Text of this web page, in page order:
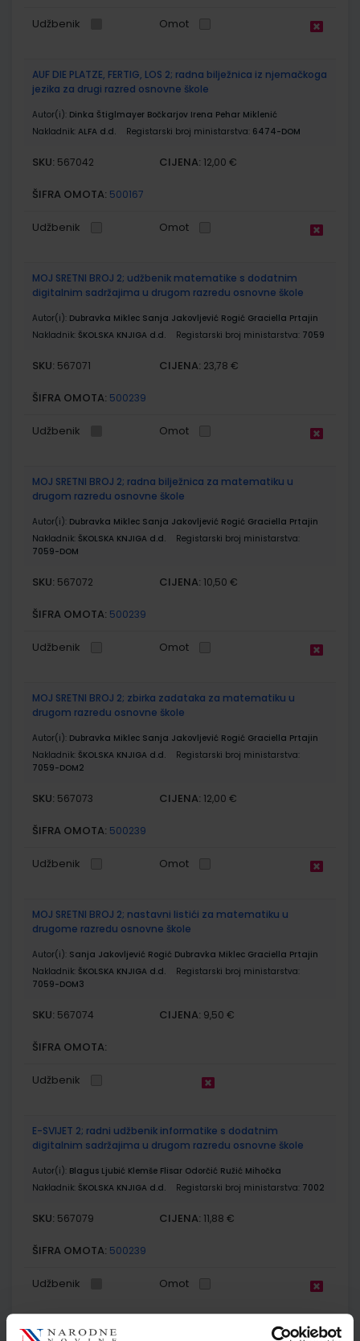
Udžbenik Omot
AUF DIE PLATZE, FERTIG, LOS 2; radna bilježnica iz njemačkoga
jezika za drugi razred osnovne škole
Autor(i): Dinka Štiglmayer Bočkarjov Irena Pehar Miklenić
Nakladnik: ALFA d.d. Registarski broj ministarstva: 6474-DOM
SKU: 567042 CIJENA: 12,00 €
ŠIFRA OMOTA: 500167
Udžbenik Omot
MOJ SRETNI BROJ 2; udžbenik matematike s dodatnim
digitalnim sadržajima u drugom razredu osnovne škole
Autor(i): Dubravka Miklec Sanja Jakovljević Rogić Graciella Prtajin
Nakladnik: ŠKOLSKA KNJIGA d.d. Registarski broj ministarstva: 7059
SKU: 567071 CIJENA: 23,78 €
ŠIFRA OMOTA: 500239
Udžbenik Omot
MOJ SRETNI BROJ 2; radna bilježnica za matematiku u
drugom razredu osnovne škole
Autor(i): Dubravka Miklec Sanja Jakovljević Rogić Graciella Prtajin
Nakladnik: ŠKOLSKA KNJIGA d.d.
Registarski broj ministarstva:
7059-DOM
SKU: 567072 CIJENA: 10,50 €
ŠIFRA OMOTA: 500239
Udžbenik Omot
MOJ SRETNI BROJ 2; zbirka zadataka za matematiku u
drugom razredu osnovne škole
Autor(i): Dubravka Miklec Sanja Jakovljević Rogić Graciella Prtajin
Nakladnik: ŠKOLSKA KNJIGA d.d.
Registarski broj ministarstva:
7059-DOM2
SKU: 567073 CIJENA: 12,00 €
ŠIFRA OMOTA: 500239
Udžbenik Omot
MOJ SRETNI BROJ 2; nastavni listići za matematiku u
drugome razredu osnovne škole
Autor(i): Sanja Jakovljević Rogić Dubravka Miklec Graciella Prtajin
Nakladnik: ŠKOLSKA KNJIGA d.d.
Registarski broj ministarstva:
7059-DOM3
SKU: 567074 CIJENA: 9,50 €
ŠIFRA OMOTA:
Udžbenik
E-SVIJET 2; radni udžbenik informatike s dodatnim
digitalnim sadržajima u drugom razredu osnovne škole
Autor(i): Blagus Ljubić Klemše Flisar Odorčić Ružić Mihočka
Nakladnik: ŠKOLSKA KNJIGA d.d. Registarski broj ministarstva: 7002
SKU: 567079 CIJENA: 11,88 €
ŠIFRA OMOTA: 500239
Udžbenik Omot
E-SVIJET 2; radna bilježnica informatike u drugom razredu